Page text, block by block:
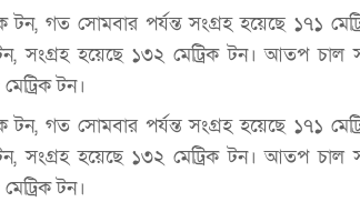
টন, গত সোমবার পর্যন্ত সংগ্রহ হয়েছে ১৭১
সংগ্রহ হয়েছে ১৩২ মেট্রিক টন। আতপ চাল
টন।
টন, গত সোমবার পর্যন্ত সংগ্রহ হয়েছে ১৭১
সংগ্রহ হয়েছে ১৩২ মেট্রিক টন। আতপ চাল
টন।